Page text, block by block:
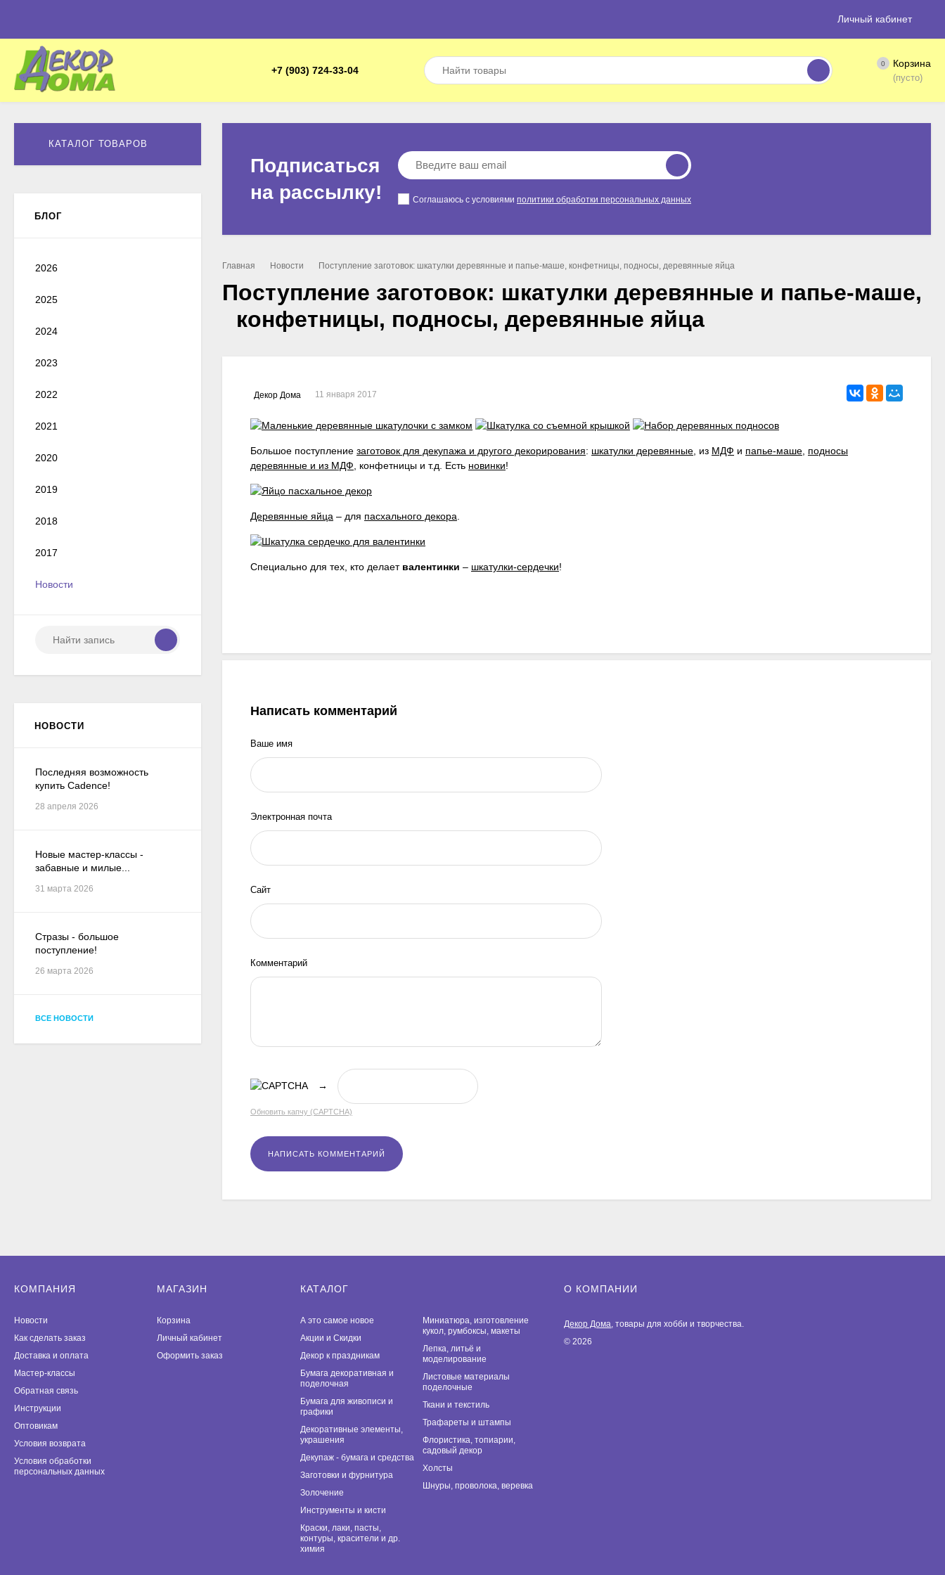
Личный кабинет
+7 (903) 724-33-04
0 Корзина
(пусто)
Подписаться
на рассылкy!
Соглашаюсь с условиями политики обработки персональных данных
Главная Новости Поступление заготовок: шкатулки деревянные и папье-маше, конфетницы, подносы, деревянные яйца
Поступление заготовок: шкатулки деревянные и папье-маше,
конфетницы, подносы, деревянные яйца
Декор Дома 11 января 2017
Большое поступление заготовок для декупажа и другого декорирования: шкатулки деревянные , из МДФ и папье-маше подносы
деревянные и из МДФ , конфетницы и т.д. Есть новинки!
Деревянные яйца – для пасхального декора
Специально для тех, кто делает валентинки – шкатулки-сердечки!
Написать комментарий
Ваше имя
Электронная почта
Сайт
Комментарий
→
Обновить капчу (CAPTCHA)
КАТАЛОГ ТОВАРОВ
БЛОГ
2026
2025
2024
2023
2022
2021
2020
2019
2018
2017
Новости
НОВОСТИ
Последняя возможность
купить Cadence!
28 апреля 2026
Новые мастер-классы -
забавные и милые...
31 марта 2026
Стразы - большое
поступление!
26 марта 2026
ВСЕ НОВОСТИ
КОМПАНИЯ
Новости
Как сделать заказ
Доставка и оплата
Мастер-классы
Обратная связь
Инструкции
Оптовикам
Условия возврата
Условия обработки
персональных данных
МАГАЗИН
Корзина
Личный кабинет
Оформить заказ
КАТАЛОГ
А это самое новое
Акции и Скидки
Декор к праздникам
Бумага декоративная и
поделочная
Бумага для живописи и
графики
Декоративные элементы,
украшения
Декупаж - бумага и средства
Заготовки и фурнитура
Золочение
Инструменты и кисти
Краски, лаки, пасты,
контуры, красители и др.
химия
Миниатюра, изготовление
кукол, румбоксы, макеты
Лепка, литьё и
моделирование
Листовые материалы
поделочные
Ткани и текстиль
Трафареты и штампы
Флористика, топиарии,
садовый декор
Холсты
Шнуры, проволока, веревка
О КОМПАНИИ
Декор Дома , товары для хобби и творчества.
© 2026